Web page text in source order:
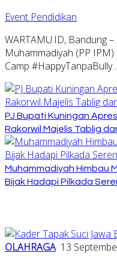
Event Pendidikan
WARTAMU.ID, Bandung
Muhammadiyah (PP
Camp
PJ Bupati Kuningan
Rakorwil Majelis Tablig
Muhammadiyah Himbau
Bijak Hadapi Pilkada
OLAHRAGA 13